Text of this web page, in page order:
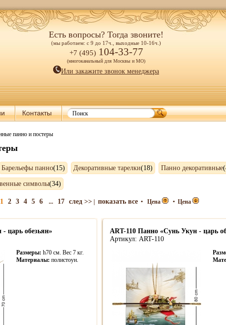
Есть вопросы? Тогда звоните!
(мы работаем: с 9 до 17ч., выходные 10-16ч.)
+7 (495) 104-33-77
(многоканальный для Москвы и МО)
Или закажите звонок менеджера
Контакты
панно и постеры
Барельефы панно(15) Декоративные тарелки(18) Панно декоративные
символы(34)
1 2 3 4 5 6 ... 17 след >> показать все • Цена • Цена
царь обезьян»
Размеры: h70 см. Вес 7 кг.
Материалы: полистоун.
ART-110 Панно «Сунь Укун - царь
Артикул: ART-110